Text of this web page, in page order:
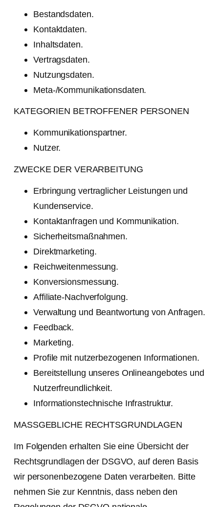
Bestandsdaten.
Kontaktdaten.
Inhaltsdaten.
Vertragsdaten.
Nutzungsdaten.
Meta-/Kommunikationsdaten.
KATEGORIEN BETROFFENER PERSONEN
Kommunikationspartner.
Nutzer.
ZWECKE DER VERARBEITUNG
Erbringung vertraglicher Leistungen und
Kundenservice.
Kontaktanfragen und Kommunikation.
Sicherheitsmaßnahmen.
Direktmarketing.
Reichweitenmessung.
Konversionsmessung.
Affiliate-Nachverfolgung.
Verwaltung und Beantwortung von Anfragen.
Feedback.
Marketing.
Profile mit nutzerbezogenen Informationen.
Bereitstellung unseres Onlineangebotes und
Nutzerfreundlichkeit.
Informationstechnische Infrastruktur.
MASSGEBLICHE RECHTSGRUNDLAGEN
Im Folgenden erhalten Sie eine Übersicht der
Rechtsgrundlagen der DSGVO, auf deren Basis
wir personenbezogene Daten verarbeiten. Bitte
nehmen Sie zur Kenntnis, dass neben den